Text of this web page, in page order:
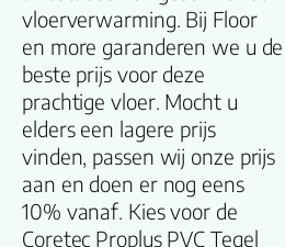
vloerverwarming. Bij Floor
en more garanderen we u de
beste prijs voor deze
prachtige vloer. Mocht u
elders een lagere prijs
vinden, passen wij onze prijs
aan en doen er nog eens
10% vanaf. Kies voor de
Coretec Proplus PVC Tegel